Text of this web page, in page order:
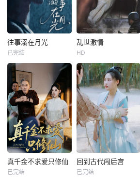
往事溺在月光
已完结
乱世激情
HD
真千金不求爱只修仙
已完结
回到古代闯后宫
已完结